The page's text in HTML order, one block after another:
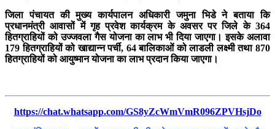
जिला पंचायत की मुख्य कार्यपालन अधिकारी जमुना भिडे ने बताया कि
प्रधानमंत्री आवासों में गृह प्रवेश कार्यक्रम के अवसर पर जिले के 364
हितग्राहियों को उज्जवला गैस योजना का लाभ भी दिया जाएगा। इसके अलावा
179 हितग्राहियों को खाद्यान्न पर्ची, 64 बालिकाओं को लाडली लक्ष्मी तथा 870
हितग्राहियों को आयुष्मान योजना का लाभ प्रदान किया जाएगा।
https://chat.whatsapp.com/GS8yZcWmVmR096ZPVHsjDo